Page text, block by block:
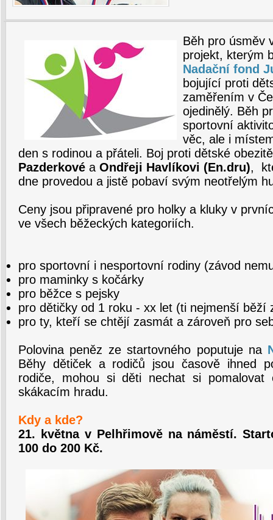
Běh pro úsměv
projekt, kterým
Nadační fond
bojující proti
zaměřením v
ojedinělý. Běh
sportovní
věc, ale i
den s rodinou a přáteli. Boj proti dětské
Pazderkové a Ondřeji Havlíkovi (En.dru),
dne provedou a jistě pobaví svým neotřelým
Ceny jsou připravené pro holky a kluky v
ve všech běžeckých kategoriích.
pro sportovní i nesportovní rodiny (závod
pro maminky s kočárky
pro běžce s pejsky
pro dětičky od 1 roku - xx let (ti nejmenší běží
pro ty, kteří se chtějí zasmát a zároveň pro
Polovina peněz ze startovného poputuje na
Běhy dětiček a rodičů jsou časově ihned
rodiče, mohou si děti nechat si pomalovat
skákacím hradu.
Kdy a kde?
21. května v Pelhřimově na náměstí.
100 do 200 Kč.